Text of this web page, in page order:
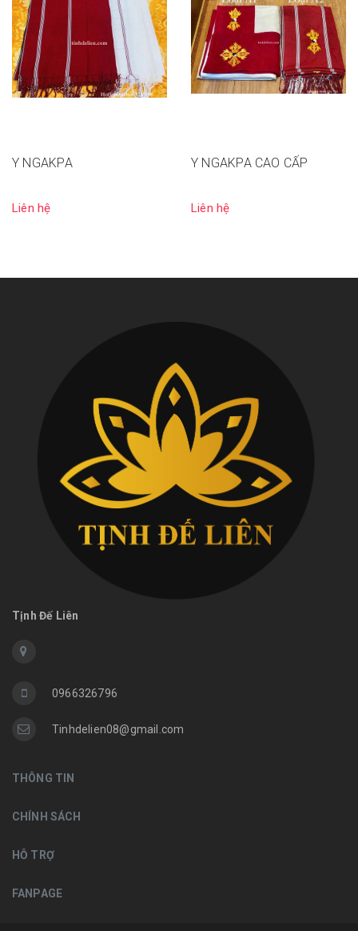
Y NGAKPA
Liên hệ
Y NGAKPA CAO CẤP
Liên hệ
Tịnh Đế Liên
0966326796
Tinhdelien08@gmail.com
THÔNG TIN
CHÍNH SÁCH
HỖ TRỢ
FANPAGE